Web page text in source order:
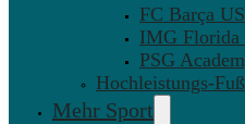
FC Barça
IMG Florida
PSG
Hochleistungs-
Mehr Sport